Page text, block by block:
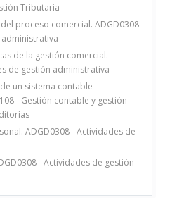
Tributaria
proceso comercial. ADGD0308 -
de la gestión comercial.
de gestión administrativa
un sistema contable
- Gestión contable y gestión
ADGD0308 - Actividades de
- Actividades de gestión